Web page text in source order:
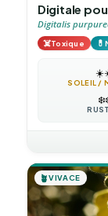
Digitale
Digitalis
☠️Toxique 💊
☀️
SOLEIL /
❄️
🪴VIVACE